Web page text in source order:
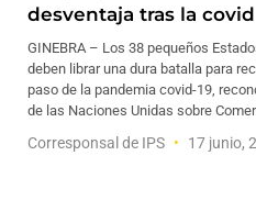
desventaja tras la covid
GINEBRA – Los 38 pequeños
deben librar una dura batalla para
paso de la pandemia covid-19,
de las Naciones Unidas sobre
Corresponsal de IPS 17 junio,